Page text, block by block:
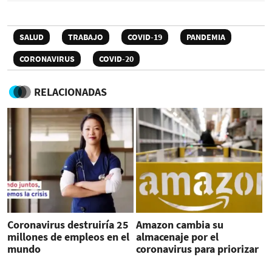
SALUD TRABAJO COVID-19
PANDEMIA
CORONAVIRUS
COVID-20
RELACIONADAS
Coronavirus destruiría 25
millones de empleos en el
mundo
Amazon cambia su
almacenaje por el
coronavirus para priorizar